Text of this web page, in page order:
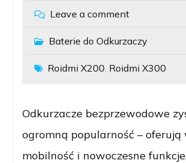
Leave a comment
Baterie do Odkurzaczy
Roidmi X200, Roidmi X300
Odkurzacze bezprzewodowe
ogromną popularność – oferują
mobilność i nowoczesne